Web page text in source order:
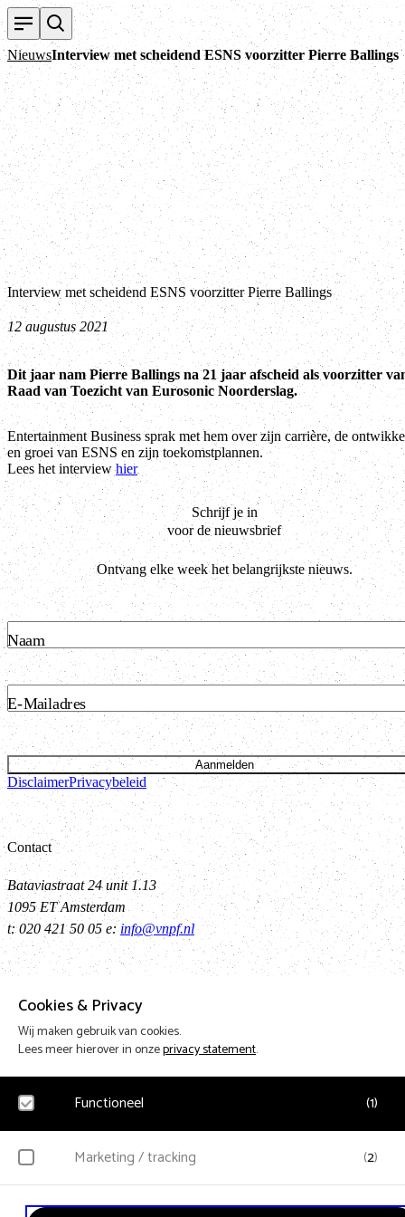
Cookies & Privacy
Wij maken gebruik van cookies.
Lees meer hierover in onzeprivacy statement.
Functioneel (1)
Noodzakelijk
functionele cookies geplaatst. Hierbij worden geen persoonsgegevens verzameld.
Marketing / tracking (2)
YouTube
NieuwsInterview met scheidend ESNS voorzitter Pierre Ballings
Interview met scheidend ESNS voorzitter Pierre Ballings
12 augustus 2021
Dit jaar nam Pierre Ballings na 21 jaar afscheid als voorzitter
Raad van Toezicht van Eurosonic Noorderslag.
Entertainment Business sprak met hem over zijn carrière, de
en groei van ESNS en zijn toekomstplannen.
Lees het interviewhier
Schrijf je in
voor de nieuwsbrief
Ontvang elke week het belangrijkste nieuws.
Naam
E-Mailadres
Aanmelden
DisclaimerPrivacybeleid
Contact
Bataviastraat 24 unit 1.13
1095 ET Amsterdam
t: 020 421 50 05 e:info@vnpf.nl
Vereniging Nederlandse Poppodia en -Festivals
VNPF behartigt de collectieve belangen van de poppodia en
Nederland
Design & Code by Eagerly